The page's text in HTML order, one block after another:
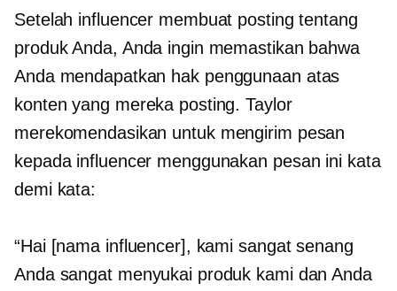
Setelah influencer membuat posting tentang
produk Anda, Anda ingin memastikan bahwa
Anda mendapatkan hak penggunaan atas
konten yang mereka posting. Taylor
merekomendasikan untuk mengirim pesan
kepada influencer menggunakan pesan ini kata
demi kata:
“Hai [nama influencer], kami sangat senang
Anda sangat menyukai produk kami dan Anda